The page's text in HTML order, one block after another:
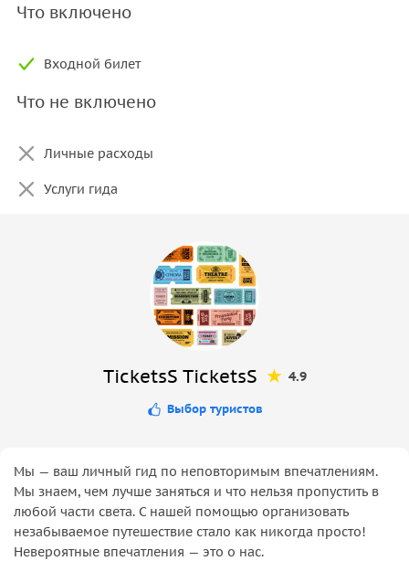
Что включено
Входной билет
Что не включено
Личные расходы
Услуги гида
TicketsS TicketsS 4.9
Выбор туристов
Мы — ваш личный гид по неповторимым впечатлениям.
Мы знаем, чем лучше заняться и что нельзя пропустить в
любой части света. С нашей помощью организовать
незабываемое путешествие стало как никогда просто!
Невероятные впечатления — это о нас.